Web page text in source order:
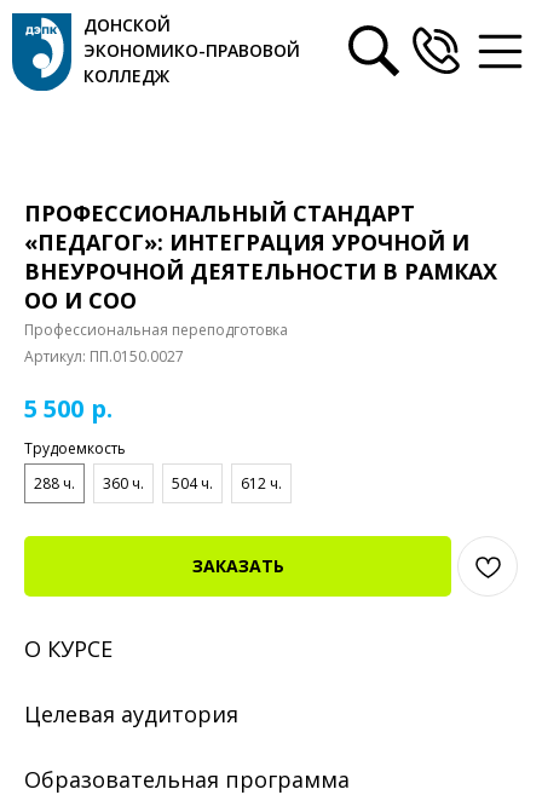
ДОНСКОЙ
ЭКОНОМИКО-ПРАВОВОЙ
КОЛЛЕДЖ
ПРОФЕССИОНАЛЬНЫЙ СТАНДАРТ
«ПЕДАГОГ»: ИНТЕГРАЦИЯ УРОЧНОЙ И
ВНЕУРОЧНОЙ ДЕЯТЕЛЬНОСТИ В РАМКАХ
ОО И СОО
Профессиональная переподготовка
Артикул: ПП.0150.0027
5 500 р.
Трудоемкость
288 ч.
360 ч. 504 ч. 612 ч.
ЗАКАЗАТЬ
О КУРСЕ
Целевая аудитория
Образовательная программа